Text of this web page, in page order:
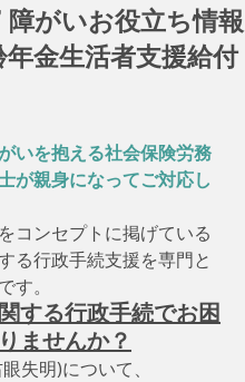
がいお役立ち情報
金生活者支援給付
いを抱える社会保険労務
が親身になってご対応し
プトに掲げている
る行政手続支援を専門と
す。
する行政手続でお困
ませんか？
失明)について、